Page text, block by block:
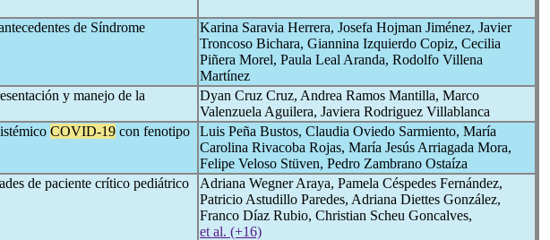
de Síndrome
Karina Saravia Herrera, Josefa Hojman Jiménez, Javier
Troncoso Bichara, Giannina Izquierdo Copiz, Cecilia
Piñera Morel, Paula Leal Aranda, Rodolfo Villena
Martínez
y manejo de la
Dyan Cruz Cruz, Andrea Ramos Mantilla, Marco
Valenzuela Aguilera, Javiera Rodriguez Villablanca
COVID-19 con fenotipo
Luis Peña Bustos, Claudia Oviedo Sarmiento, María
Carolina Rivacoba Rojas, María Jesús Arriagada Mora,
Felipe Veloso Stüven, Pedro Zambrano Ostaíza
de paciente crítico pediátrico
Adriana Wegner Araya, Pamela Céspedes Fernández,
Patricio Astudillo Paredes, Adriana Diettes González,
Franco Díaz Rubio, Christian Scheu Goncalves,
et al. (+16)